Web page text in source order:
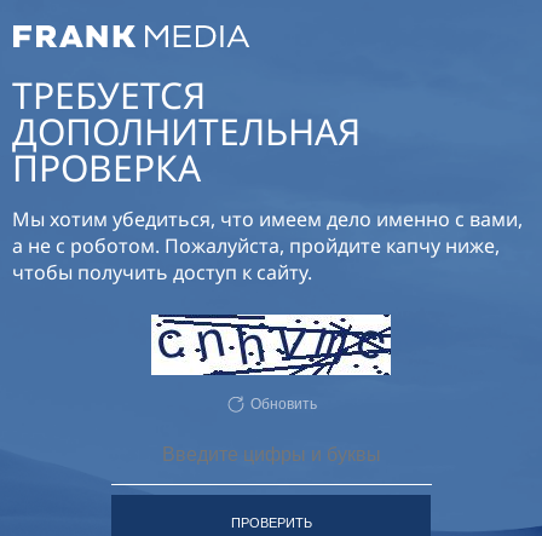
ТРЕБУЕТСЯ
ДОПОЛНИТЕЛЬНАЯ
ПРОВЕРКА
Мы хотим убедиться, что имеем дело именно с вами,
а не с роботом. Пожалуйста, пройдите капчу ниже,
чтобы получить доступ к сайту.
Обновить
ПРОВЕРИТЬ